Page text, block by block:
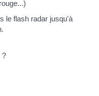
le flash radar jusqu'à
?